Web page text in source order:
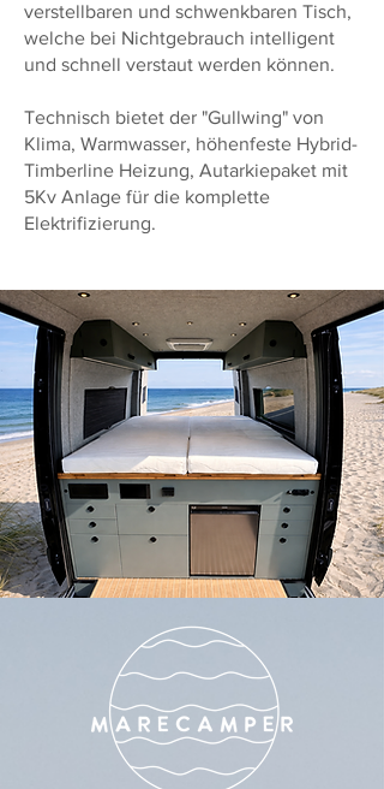
verstellbaren und schwenkbaren Tisch,
welche bei Nichtgebrauch intelligent
und schnell verstaut werden können.
Technisch bietet der "Gullwing" von
Klima, Warmwasser, höhenfeste Hybrid-
Timberline Heizung, Autarkiepaket mit
5Kv Anlage für die komplette
Elektrifizierung.